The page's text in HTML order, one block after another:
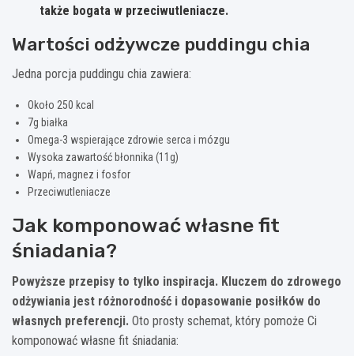
także bogata w przeciwutleniacze.
Wartości odżywcze puddingu chia
Jedna porcja puddingu chia zawiera:
Około 250 kcal
7g białka
Omega-3 wspierające zdrowie serca i mózgu
Wysoka zawartość błonnika (11g)
Wapń, magnez i fosfor
Przeciwutleniacze
Jak komponować własne fit
śniadania?
Powyższe przepisy to tylko inspiracja. Kluczem do zdrowego
odżywiania jest różnorodność i dopasowanie posiłków do
własnych preferencji. Oto prosty schemat, który pomoże Ci
komponować własne fit śniadania: